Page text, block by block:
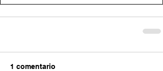
1 comentario